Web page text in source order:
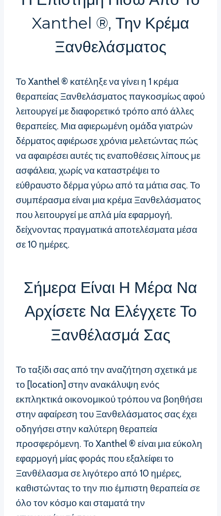
Xanthel ®, Την Κρέμα
Ξανθελάσματος
Το Xanthel ® κατέληξε να γίνει η 1 κρέμα
θεραπείας Ξανθελάσματος παγκοσμίως αφού
λειτουργεί με διαφορετικό τρόπο από άλλες
θεραπείες. Μια αφιερωμένη ομάδα γιατρών
δέρματος αφιέρωσε χρόνια μελετώντας πώς
να αφαιρέσει αυτές τις εναποθέσεις λίπους με
ασφάλεια, χωρίς να καταστρέψει το
εύθραυστο δέρμα γύρω από τα μάτια σας. Το
συμπέρασμα είναι μια κρέμα Ξανθελάσματος
που λειτουργεί με απλά μία εφαρμογή,
δείχνοντας πραγματικά αποτελέσματα μέσα
σε 10 ημέρες.
Σήμερα Είναι Η Μέρα Να
Αρχίσετε Να Ελέγχετε Το
Ξανθέλασμά Σας
Το ταξίδι σας από την αναζήτηση σχετικά με
το [location] στην ανακάλυψη ενός
εκπληκτικά οικονομικού τρόπου να βοηθήσει
στην αφαίρεση του Ξανθελάσματος σας έχει
οδηγήσει στην καλύτερη θεραπεία
προσφερόμενη. Το Xanthel ® είναι μια εύκολη
εφαρμογή μίας φοράς που εξαλείφει το
Ξανθέλασμα σε λιγότερο από 10 ημέρες,
καθιστώντας το την πιο έμπιστη θεραπεία σε
όλο τον κόσμο και σταματά την